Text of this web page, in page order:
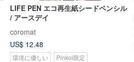
LIFE PEN エコ再生紙シードペンシル
/ アースデイ
coromat
US$ 12.48
環境に優しい Pinkoi限定